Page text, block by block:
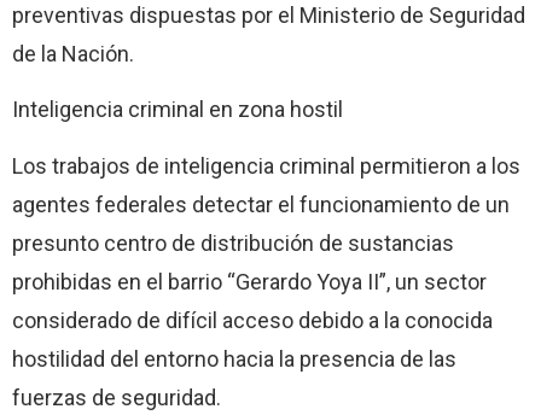
preventivas dispuestas por el Ministerio de Seguridad
de la Nación.
Inteligencia criminal en zona hostil
Los trabajos de inteligencia criminal permitieron a los
agentes federales detectar el funcionamiento de un
presunto centro de distribución de sustancias
prohibidas en el barrio “Gerardo Yoya II”, un sector
considerado de difícil acceso debido a la conocida
hostilidad del entorno hacia la presencia de las
fuerzas de seguridad.